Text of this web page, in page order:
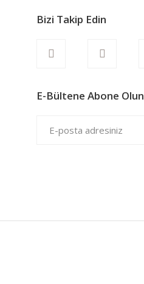
Bizi Takip Edin
E-Bültene Abone Olun